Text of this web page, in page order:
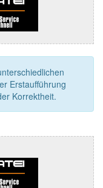
Erstaufführung
Korrektheit.